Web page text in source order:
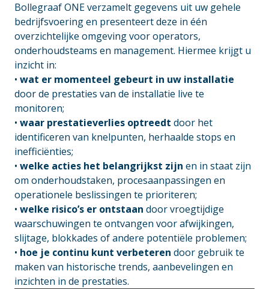
Bollegraaf ONE verzamelt gegevens uit uw gehele
bedrijfsvoering en presenteert deze in één
overzichtelijke omgeving voor operators,
onderhoudsteams en management. Hiermee krijgt u
inzicht in:
• wat er momenteel gebeurt in uw installatie
door de prestaties van de installatie live te
monitoren;
• waar prestatieverlies optreedt door het
identificeren van knelpunten, herhaalde stops en
inefficiënties;
• welke acties het belangrijkst zijn en in staat zijn
om onderhoudstaken, procesaanpassingen en
operationele beslissingen te prioriteren;
• welke risico’s er ontstaan door vroegtijdige
waarschuwingen te ontvangen voor afwijkingen,
slijtage, blokkades of andere potentiële problemen;
• hoe je continu kunt verbeteren door gebruik te
maken van historische trends, aanbevelingen en
inzichten in de prestaties.